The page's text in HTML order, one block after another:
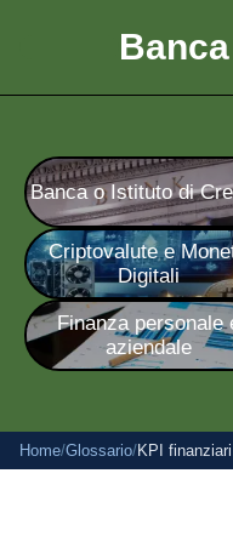
Banca
Banca o Istituto di
Criptovalute e
Digitali
Finanza personale
aziendale
Home/Glossario/KPI finanziari